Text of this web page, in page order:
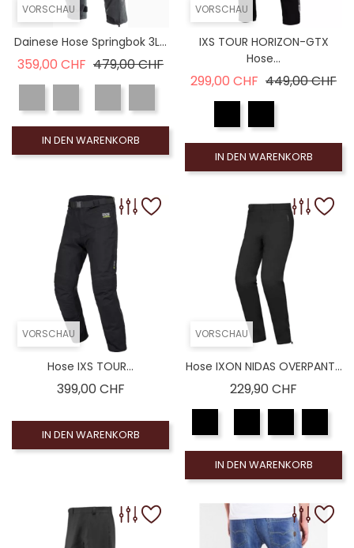
VORSCHAU
Dainese Hose Springbok 3L...
359,00 CHF Verkaufspreis
479,00 CHFPreis
IN DEN WARENKORB
VORSCHAU
IXS TOUR HORIZON-GTX
Hose...
299,00 CHF Verkaufspreis
449,00 CHF
IN DEN WARENKORB
VORSCHAU
Hose IXS TOUR...
399,00 CHFPreis
IN DEN WARENKORB
VORSCHAU
Hose IXON NIDAS OVERPANT...
229,90 CHF
IN DEN WARENKORB